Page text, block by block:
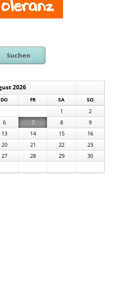
Suchen
2026
DONNERSTAG
FREITAG SA SONNTAG
1
2
6 7 8
9
13 14 15
16
20 21 22
23
27 28 29
30